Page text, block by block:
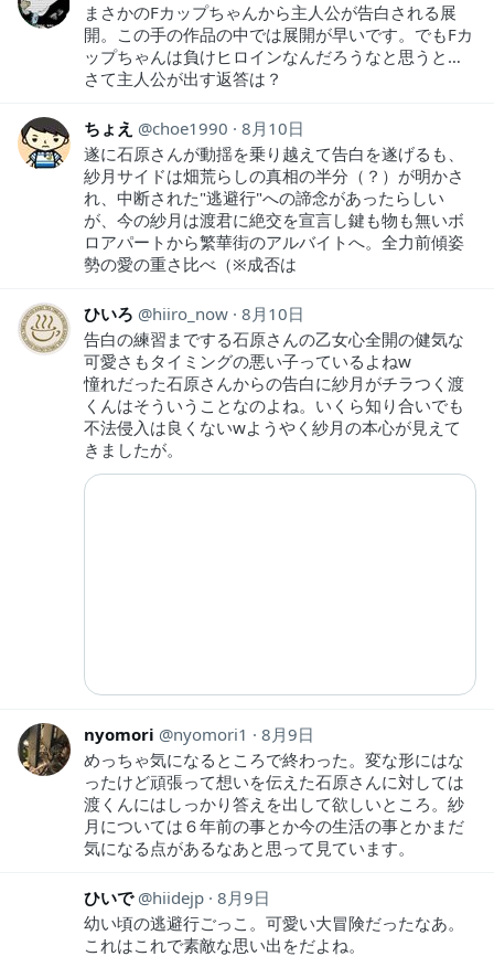
まさかのFカップちゃんから主人公が告白される展
開。この手の作品の中では展開が早いです。でもFカ
ップちゃんは負けヒロインなんだろうなと思うと…
さて主人公が出す返答は？
ちょえ choe1990
8月10日
遂に石原さんが動揺を乗り越えて告白を遂げるも、
紗月サイドは畑荒らしの真相の半分（？）が明かさ
れ、中断された"逃避行"への諦念があったらしい
が、今の紗月は渡君に絶交を宣言し鍵も物も無いボ
ロアパートから繁華街のアルバイトへ。全力前傾姿
勢の愛の重さ比べ（※成否は
ひいろ hiiro_now 8月10日
告白の練習までする石原さんの乙女心全開の健気な
可愛さもタイミングの悪い子っているよねw
憧れだった石原さんからの告白に紗月がチラつく渡
くんはそういうことなのよね。いくら知り合いでも
不法侵入は良くないwようやく紗月の本心が見えて
きましたが。
nyomori nyomori1
8月9日
めっちゃ気になるところで終わった。変な形にはな
ったけど頑張って想いを伝えた石原さんに対しては
渡くんにはしっかり答えを出して欲しいところ。紗
月については６年前の事とか今の生活の事とかまだ
気になる点があるなあと思って見ています。
ひいで hiidejp 8月9日
幼い頃の逃避行ごっこ。可愛い大冒険だったなあ。
これはこれで素敵な思い出をだよね。